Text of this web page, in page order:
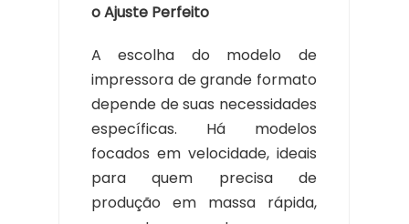
o Ajuste Perfeito
A escolha do modelo de
impressora de grande formato
depende de suas necessidades
específicas. Há modelos
focados em velocidade, ideais
para quem precisa de
produção em massa rápida,